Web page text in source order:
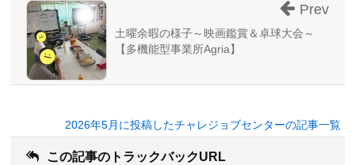
土曜余暇の様子～映画鑑賞＆卓球大会～
【多機能型事業所Agria】
Prev
2026年5月に投稿したチャレジョブセンターの記事一覧
この記事のトラックバックURL